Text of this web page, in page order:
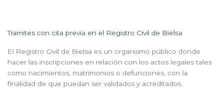
Tramites con cita previa en el Registro Civil de Bielsa
El Registro Civil de Bielsa es un organismo público donde
hacer las inscripciones en relación con los actos legales tales
como nacimientos, matrimonios o defunciones, con la
finalidad de que puedan ser validados y acreditados.